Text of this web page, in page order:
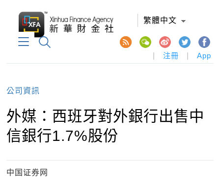
繁體中文
注冊 App
公司資訊
外媒：西班牙對外銀行出售中
信銀行1.7%股份
中国证券网